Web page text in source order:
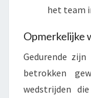
het team
Opmerkelijke
Gedurende
betrokken
wedstrijden